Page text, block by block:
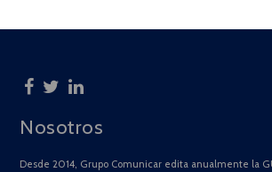
Nosotros
Desde 2014, Grupo Comunicar edita anualmente la